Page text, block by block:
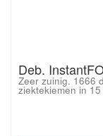
Deb.
Zeer zuinig. 1666
ziektekiemen in